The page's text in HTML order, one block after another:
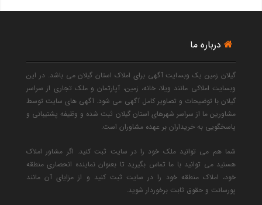
درباره ما
گیلان زمین یک وبسایت آگهی برای املاک استان گیلان می باشد. در این
وبسایت املاکی مانند ویلا، خانه، زمین، آپارتمان و ملک تجاری از سراسر
گیلان با توضیحات و تصاویر کامل آگهی می شود. آگهی های سایت توسط
مشاورین ما از سراسر شهرهای استان گیلان ثبت شده و وظیفه پشتیبانی و
پاسخگویی به خریداران بر عهده مشاوران است.
شما هم می توانید ملک خود را در سایت ثبت کنید. اگر مشاور املاک
هستید می توانید با ما تماس بگیرید تا بعنوان نماینده انحصاری منطقه
خود، املاک منطقه خود را در سایت ثبت کنید و از مزایای آن مانند
پورسانت و حقوق ثابت برخوردار شوید.